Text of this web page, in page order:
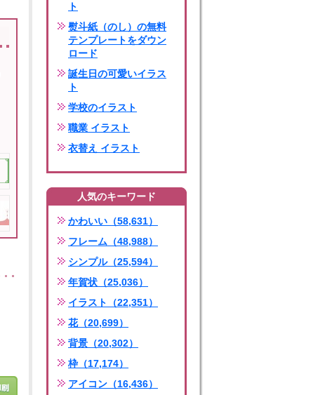
ト
熨斗紙（のし）の無料
テンプレートをダウン
ロード
誕生日の可愛いイラス
ト
学校のイラスト
職業 イラスト
衣替え イラスト
人気のキーワード
かわいい（58,631）
フレーム（48,988）
シンプル（25,594）
年賀状（25,036）
イラスト（22,351）
花（20,699）
背景（20,302）
枠（17,174）
アイコン（16,436）